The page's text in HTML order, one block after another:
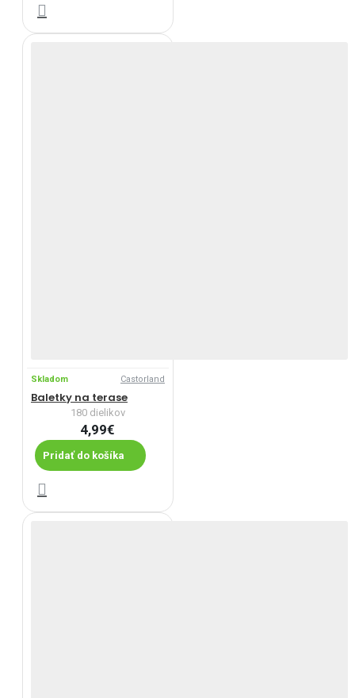
Skladom Castorland
Baletky na terase
180 dielikov
4,99€
Pridať do košíka